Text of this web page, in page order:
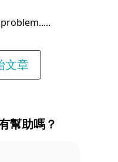
文章
幫助嗎？